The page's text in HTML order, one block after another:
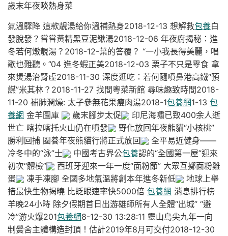
歲末年夜啖熱身菜
氣溫驟降 這款靚湯給你溫補熱身2018-12-13 想解救包養白
發脫發？嘗嘗黃精黑豆泥鰍湯2018-12-06 年夜廚揭秘：進
冬若何燉靚湯？2018-12-葉的答覆？ “一小我長得美麗，唱
歌也難聽。”04 進冬蝦正美2018-12-03 栗子不只是零食 拿
來煲湯治腎虛2018-11-30 深度逛吃：若何隨噴鼻港高鐵“預
謀”米其林？2018-11-27 找間粵菜新館 尋味趣致時間2018-
11-20 補肺潤燥: 太子參無花果瘦肉湯2018-1包養網1-13 包
養網 金羊圖庫 歲末腳步太促
印尼海嘯已致400余人逝
世亡 喀拉喀托火山仍在噴發
野化放回年夜熊貓“小核桃”
勝利回捕 圈養年夜熊貓行將正式放回
全平易近健身——
冷冬中的“泳”士
中國考古界公包養認的“全國第一屋”迎來
初次“體檢”
西班牙迎來一年一度“面粉節” 大眾互擲面粉雞
蛋
凍手凍腳 全國多地氣溫將創本年進冬新低
地球上舉
措最快生物揭曉 比眨眼速率快5000倍 包養網 消息排行榜
羊晚24小時 除夕假期首日出游雄師所有人全體“出城” “避
冷”游火爆201包養網8-12-30 13:28:11 靈山島尖九年一向
制黌舍主體構造封頂！估計2019年8月可交付2018-12-30